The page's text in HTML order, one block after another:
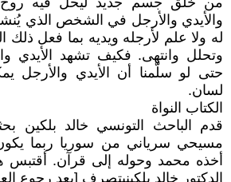
والأيدي والأرجل في الشخص الذي
له ولا علم لأرجله ويديه بما فعل
وتحلل وانتهى. فكيف تشهد الأيدي
حتى لو سلّمنا أن الأيدي والأرجل
لسان.
الكتاب النواة
قدم الباحث التونسي خالد بلكين
مسيحي سرياني من سوريا ربما
أخذه محمد وحوله إلى قرآن. أقتبس
الدكتور خالد بلكينبتصرف [بعد رجوع